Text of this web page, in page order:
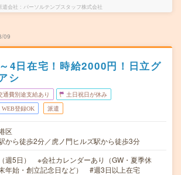
遣会社 パーソルテンプスタッフ株式会社
09
4日在宅！時給2000円！日立グ
シ
通費別途支給あり 土日祝日が休み
WEB登録OK 派遣
区
から徒歩2分／虎ノ門ヒルズ駅から徒歩3分
週5日） ※会社カレンダーあり（GW・夏季休
年始・創立記念日など） #週3日以上在宅